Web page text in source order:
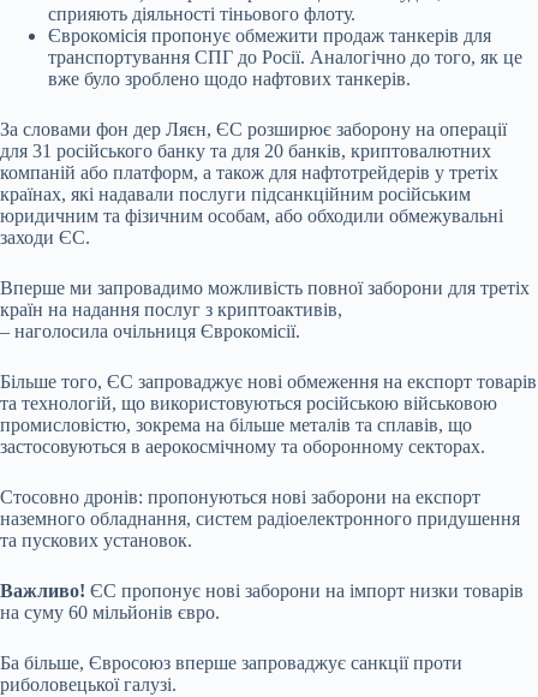
сприяють діяльності тіньового флоту.
Єврокомісія пропонує обмежити продаж танкерів для
транспортування СПГ до Росії. Аналогічно до того, як це
вже було зроблено щодо нафтових танкерів.
За словами фон дер Ляєн, ЄС розширює заборону на операції
для 31 російського банку та для 20 банків, криптовалютних
компаній або платформ, а також для нафтотрейдерів у третіх
країнах, які надавали послуги підсанкційним російським
юридичним та фізичним особам, або обходили обмежувальні
заходи ЄС.
Вперше ми запровадимо можливість повної заборони для третіх
країн на надання послуг з криптоактивів,
– наголосила очільниця Єврокомісії.
Більше того, ЄС запроваджує нові обмеження на експорт товарів
та технологій, що використовуються російською військовою
промисловістю, зокрема на більше металів та сплавів, що
застосовуються в аерокосмічному та оборонному секторах.
Стосовно дронів: пропонуються нові заборони на експорт
наземного обладнання, систем радіоелектронного придушення
та пускових установок.
Важливо! ЄС пропонує нові заборони на імпорт низки товарів
на суму 60 мільйонів євро.
Ба більше, Євросоюз вперше запроваджує санкції проти
риболовецької галузі.